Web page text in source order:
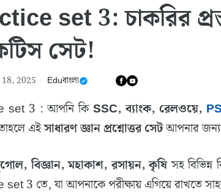
set 3: চাকরির
সেট!
2025 Eduবাংলা
set 3 : আপনি কিSSC, ব্যাংক, রেলওয়ে,
এইসাধারণ জ্ঞান প্রশ্নোত্তর সেটআপনার জন্য
বিজ্ঞান, মহাকাশ, রসায়ন, কৃষিসহ বিভিন্ন
3 তে, যা আপনাকে পরীক্ষায় এগিয়ে রাখতে